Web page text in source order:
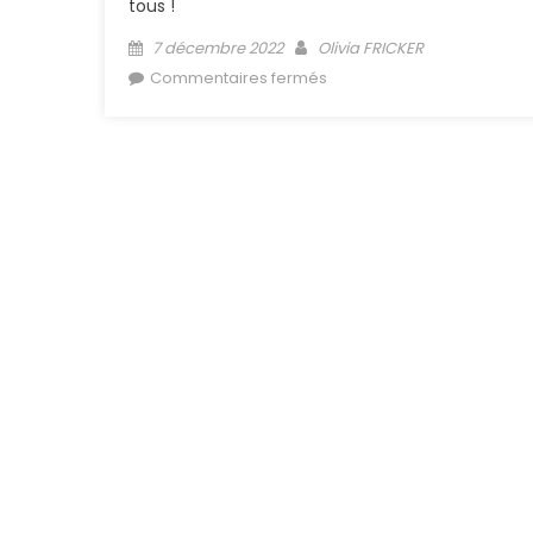
tous !
Posted on
7 décembre 2022 Author
Olivia FRICKER
Commentaires fermés